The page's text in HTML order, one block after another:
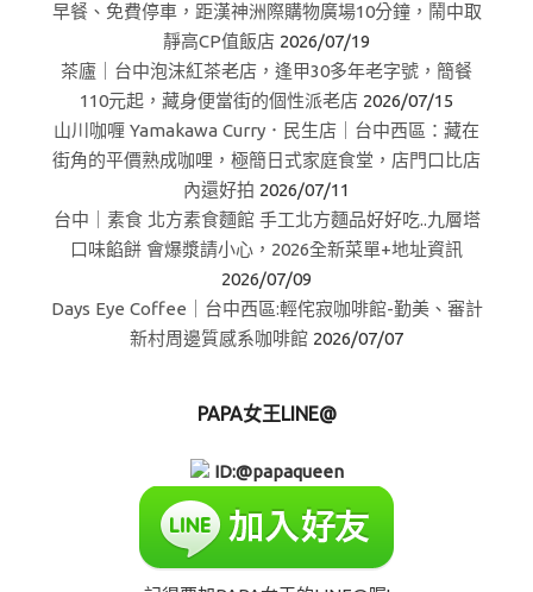
早餐、免費停車，距漢神洲際購物廣場10分鐘，鬧中取
靜高CP值飯店 2026/07/19
茶廬｜台中泡沫紅茶老店，逢甲30多年老字號，簡餐
110元起，藏身便當街的個性派老店 2026/07/15
山川咖喱 Yamakawa Curry．民生店｜台中西區：藏在
街角的平價熟成咖哩，極簡日式家庭食堂，店門口比店
內還好拍 2026/07/11
台中｜素食 北方素食麵館 手工北方麵品好好吃..九層塔
口味餡餅 會爆漿請小心，2026全新菜單+地址資訊
2026/07/09
Days Eye Coffee｜台中西區:輕侘寂咖啡館-勤美、審計
新村周邊質感系咖啡館 2026/07/07
PAPA女王LINE@
ID:@papaqueen